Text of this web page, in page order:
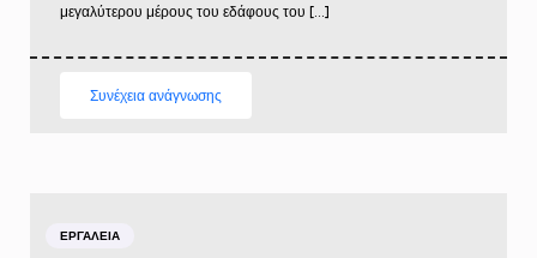
μεγαλύτερου μέρους του εδάφους του […]
Συνέχεια ανάγνωσης
ΕΡΓΑΛΕΊΑ